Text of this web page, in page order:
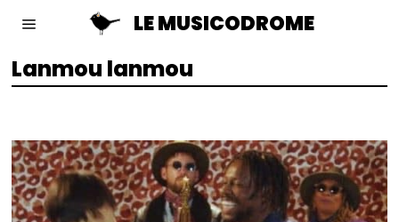
LE MUSICODROME
Lanmou lanmou